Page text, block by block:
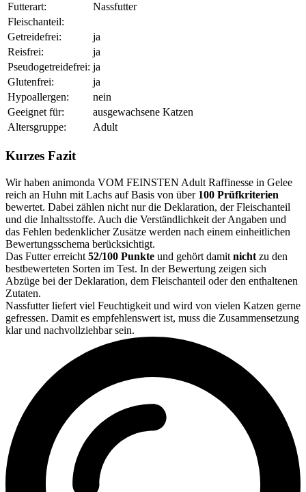
Futterart:
Nassfutter
Fleischanteil:
Getreidefrei:
ja
Reisfrei:
ja
Pseudogetreidefrei: ja
Glutenfrei:
ja
Hypoallergen:
nein
Geeignet für:
ausgewachsene Katzen
Altersgruppe:
Adult
Kurzes Fazit
Wir haben animonda VOM FEINSTEN Adult Raffinesse in Gelee
reich an Huhn mit Lachs auf Basis von über 100 Prüfkriterien
bewertet. Dabei zählen nicht nur die Deklaration, der Fleischanteil
und die Inhaltsstoffe. Auch die Verständlichkeit der Angaben und
das Fehlen bedenklicher Zusätze werden nach einem einheitlichen
Bewertungsschema berücksichtigt.
Das Futter erreicht 52/100 Punkte und gehört damit nicht zu den
bestbewerteten Sorten im Test. In der Bewertung zeigen sich
Abzüge bei der Deklaration, dem Fleischanteil oder den enthaltenen
Zutaten.
Nassfutter liefert viel Feuchtigkeit und wird von vielen Katzen gerne
gefressen. Damit es empfehlenswert ist, muss die Zusammensetzung
klar und nachvollziehbar sein.